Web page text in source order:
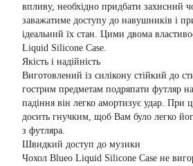
впливу, необхідно придбати захисний
заважатиме доступу до навушників і
ідеальний їх стан. Цими двома
Liquid Silicone Case.
Якість і надійність
Виготовлений із силікону стійкий до
гострим предметам подряпати футляр
падіння він легко амортизує удар. При
досить гнучким, щоб Вам було легко
з футляра.
Швидкий доступ до музики
Чохол Blueo Liquid Silicone Case не